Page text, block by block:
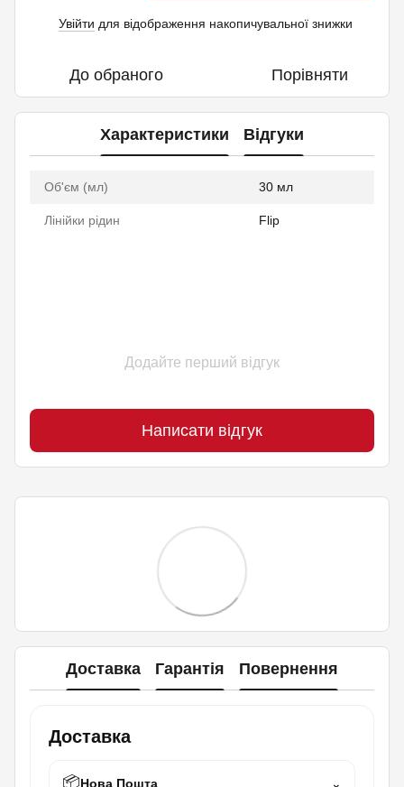
Увійти для відображення накопичувальної знижки
До обраного Порівняти
Характеристики Відгуки
Об'єм (мл) 30 мл
Лінійки рідин Flip
Додайте перший відгук
Написати відгук
Доставка Гарантія Повернення
Доставка
📦Нова Пошта ⌄